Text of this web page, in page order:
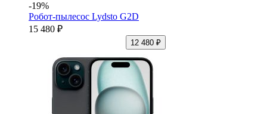
-19%
Робот-пылесос Lydsto G2D
15 480 ₽
12 480 ₽